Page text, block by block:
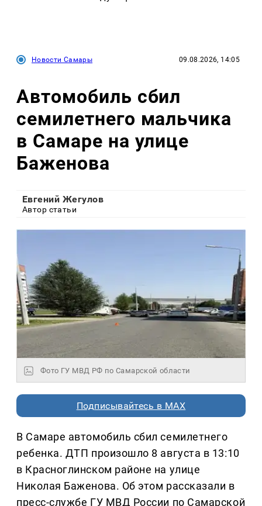
Новости Самары 09.08.2026, 14:05
Автомобиль сбил
семилетнего мальчика
в Самаре на улице
Баженова
Евгений Жегулов
Автор статьи
Фото ГУ МВД РФ по Самарской области
Подписывайтесь в MAX
В Самаре автомобиль сбил семилетнего
ребенка. ДТП произошло 8 августа в 13:10
в Красноглинском районе на улице
Николая Баженова. Об этом рассказали в
пресс-службе ГУ МВД России по Самарской